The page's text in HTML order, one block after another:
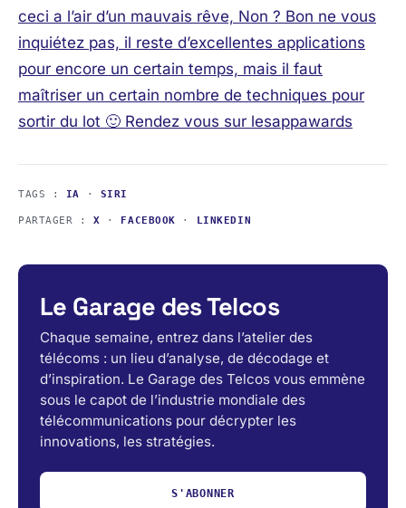
ceci a l’air d’un mauvais rêve, Non ? Bon ne vous
inquiétez pas, il reste d’excellentes applications
pour encore un certain temps, mais il faut
maîtriser un certain nombre de techniques pour
sortir du lot 🙂 Rendez vous sur lesappawards
TAGS : IA · SIRI
PARTAGER :X · FACEBOOK · LINKEDIN
Le Garage des Telcos
Chaque semaine, entrez dans l’atelier des
télécoms : un lieu d’analyse, de décodage et
d’inspiration. Le Garage des Telcos vous emmène
sous le capot de l’industrie mondiale des
télécommunications pour décrypter les
innovations, les stratégies.
S'ABONNER